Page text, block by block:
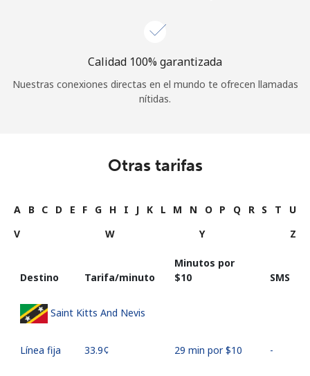
Calidad 100% garantizada
Nuestras conexiones directas en el mundo te ofrecen llamadas
nítidas.
Otras tarifas
A B C D E F G H I J K L M N O P Q R S T
U
V
W Y Z
Destino Tarifa/minuto
Minutos por
⁦$10⁩
SMS
Saint Kitts And Nevis
Línea fija ⁦33.9¢⁩ 29 min por ⁦$10⁩ -